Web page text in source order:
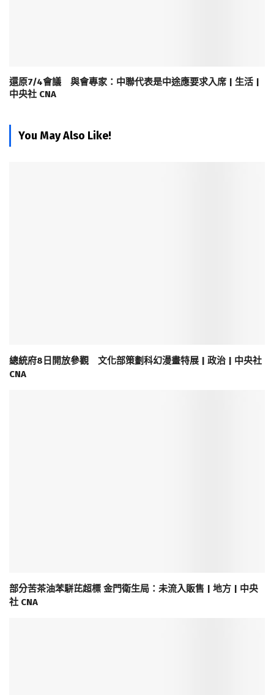
還原7/4會議 與會專家：中聯代表是中途應要求入席 | 生活 |
中央社 CNA
You May Also Like!
總統府8日開放參觀 文化部策劃科幻漫畫特展 | 政治 | 中央社
CNA
部分苦茶油苯駢芘超標 金門衛生局：未流入販售 | 地方 | 中央
社 CNA